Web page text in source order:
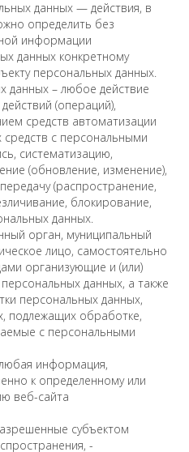
данных — действия, в
определить без
информации
данных конкретному
персональных данных.
данных – любое действие
(операций),
средств автоматизации
средств с персональными
систематизацию,
(обновление, изменение),
(распространение,
блокирование,
данных.
орган, муниципальный
лицо, самостоятельно
организующие и (или)
данных, а также
персональных данных,
подлежащих обработке,
с персональными
информация,
к определенному или
веб-сайта
субъектом
-